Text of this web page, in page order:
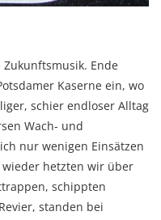
Ende
Kaserne ein, wo
schier endloser Alltag
Wach- und
nur wenigen Einsät­zen
hetzten wir über
schippten
standen bei